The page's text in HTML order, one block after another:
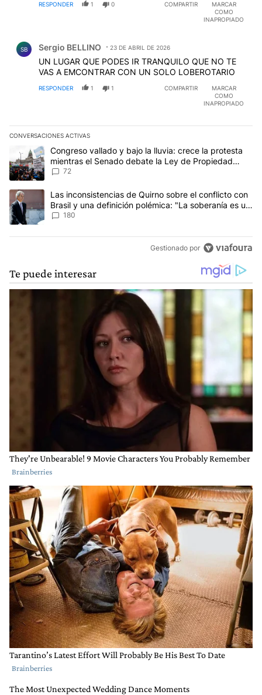
RESPONDER 1 0 COMPARTIR
MARCAR
COMO
INAPROPIADO
SB Sergio BELLINO 23 DE ABRIL DE 2026
UN LUGAR QUE PODES IR TRANQUILO QUE NO TE
VAS A EMCONTRAR CON UN SOLO LOBEROTARIO
RESPONDER 1 1 COMPARTIR
MARCAR
COMO
INAPROPIADO
CONVERSACIONES ACTIVAS
Este listado muestra los artículos con más comentarios en los
Un artículo de tendencia con el título "Congreso vallado y bajo
Congreso vallado y bajo la lluvia: crece la protesta
mientras el Senado debate la Ley de Propiedad
Privada
72
Un artículo de tendencia con el título "Las inconsistencias de
Las inconsistencias de Quirno sobre el conflicto con
Brasil y una definición polémica: "La soberanía es un
concepto antiguo"
180
Gestionado por